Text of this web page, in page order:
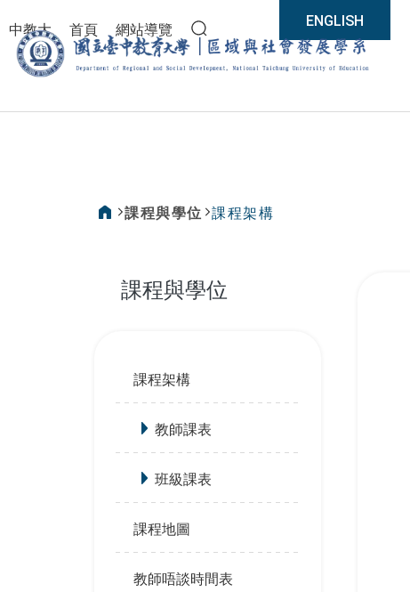
中教大
首頁
網站導覽
全站搜尋
ENGLISH
課程與學位 課程架構
課程與學位
課程架構
教師課表
班級課表
課程地圖
教師唔談時間表